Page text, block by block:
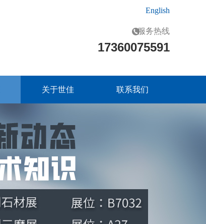
English
服务热线
17360075591
关于世佳 联系我们